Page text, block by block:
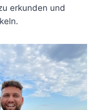
erkunden und